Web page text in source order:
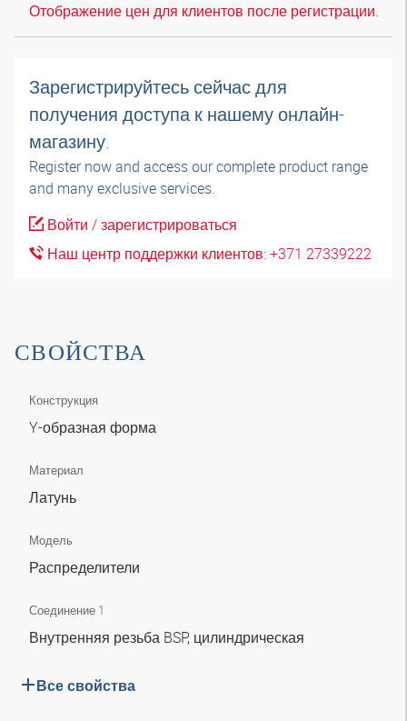
Отображение цен для клиентов после регистрации.
Зарегистрируйтесь сейчас для
получения доступа к нашему онлайн-
магазину.
Register now and access our complete product range
and many exclusive services.
Войти / зарегистрироваться
Наш центр поддержки клиентов: +371 27339222
СВОЙСТВА
Конструкция
Y-образная форма
Материал
Латунь
Модель
Распределители
Соединение 1
Внутренняя резьба BSP, цилиндрическая
Все свойства